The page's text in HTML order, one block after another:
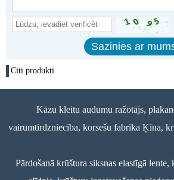
Citi produkti
Kāzu kleitu audumu ražotājs,
vairumtirdzniecība, korsešu fabrika Ķīna,
Pārdošanā krūštura siksnas elastīgā lente,